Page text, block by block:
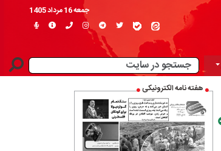
جمعه 16 مرداد 1405
هفته نامه الکترونیکی